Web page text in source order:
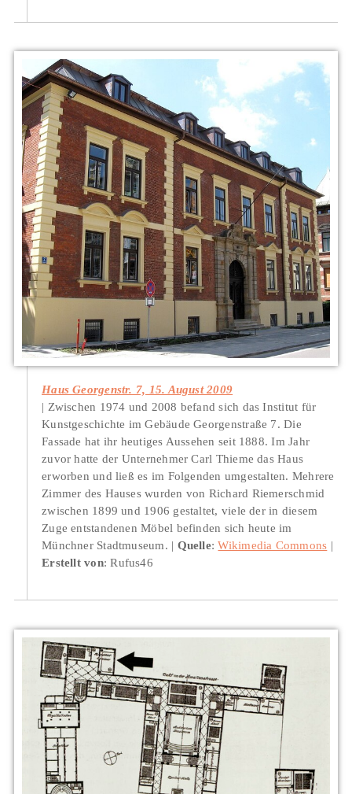
Haus Georgenstr. 7, 15. August 2009
Zwischen 1974 und 2008 befand sich das Institut für
Kunstgeschichte im Gebäude Georgenstraße 7. Die
Fassade hat ihr heutiges Aussehen seit 1888. Im Jahr
zuvor hatte der Unternehmer Carl Thieme das Haus
erworben und ließ es im Folgenden umgestalten. Mehrere
Zimmer des Hauses wurden von Richard Riemerschmid
zwischen 1899 und 1906 gestaltet, viele der in diesem
Zuge entstandenen Möbel befinden sich heute im
Münchner Stadtmuseum.
Quelle:Wikimedia Commons
Erstellt von: Rufus46